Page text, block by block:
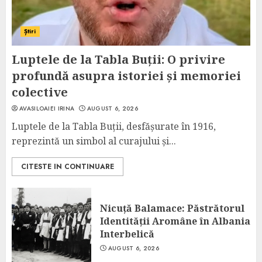
Știri
Luptele de la Tabla Buții: O privire
profundă asupra istoriei și memoriei
colective
AVASILOAIEI IRINA AUGUST 6, 2026
Luptele de la Tabla Buții, desfășurate în 1916,
reprezintă un simbol al curajului și...
CITESTE IN CONTINUARE
Nicuță Balamace: Păstrătorul
Identității Aromâne în Albania
Interbelică
AUGUST 6, 2026